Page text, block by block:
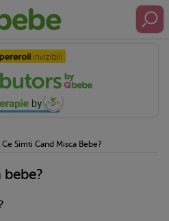
Ce Simti Cand Misca Bebe?